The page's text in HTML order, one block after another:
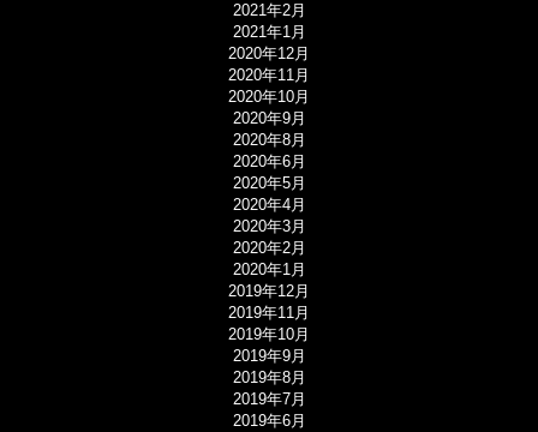
2021年2月
2021年1月
2020年12月
2020年11月
2020年10月
2020年9月
2020年8月
2020年6月
2020年5月
2020年4月
2020年3月
2020年2月
2020年1月
2019年12月
2019年11月
2019年10月
2019年9月
2019年8月
2019年7月
2019年6月